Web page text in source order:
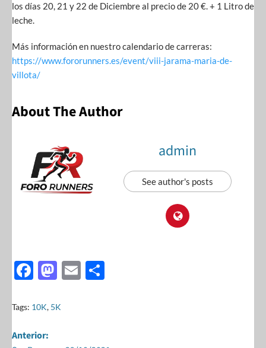
los días 20, 21 y 22 de Diciembre al precio de 20 €. + 1 Litro de
leche.
Más información en nuestro calendario de carreras:
https://www.fororunners.es/event/viii-jarama-maria-de-
villota/
About The Author
admin
See author's posts
F
e
b
M
to
E
Tags: 10K, 5K
Anterior: